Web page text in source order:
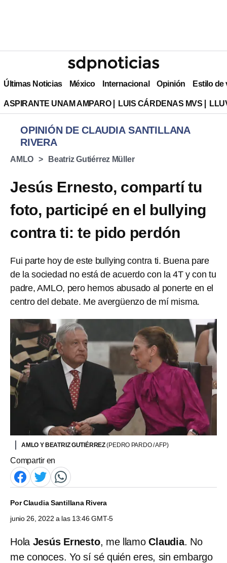
Últimas Noticias México Internacional Opinión Estilo de
ASPIRANTE UNAM AMPARO LUIS CÁRDENAS MVS
OPINIÓN DE CLAUDIA SANTILLANA
RIVERA
AMLO Beatriz Gutiérrez Müller
Jesús Ernesto, compartí tu
foto, participé en el bullying
contra ti: te pido perdón
Fui parte hoy de este bullying contra ti. Buena pare
de la sociedad no está de acuerdo con la 4T y con tu
padre, AMLO, pero hemos abusado al ponerte en el
centro del debate. Me avergüenzo de mí misma.
AMLO Y BEATRIZ GUTIÉRREZ(PEDRO PARDO / AFP)
Compartir en
PorClaudia Santillana Rivera
junio 26, 2022 a las 13:46 GMT-5
Hola Jesús Ernesto, me llamoClaudia. No
me conoces. Yo sí sé quién eres, sin embargo